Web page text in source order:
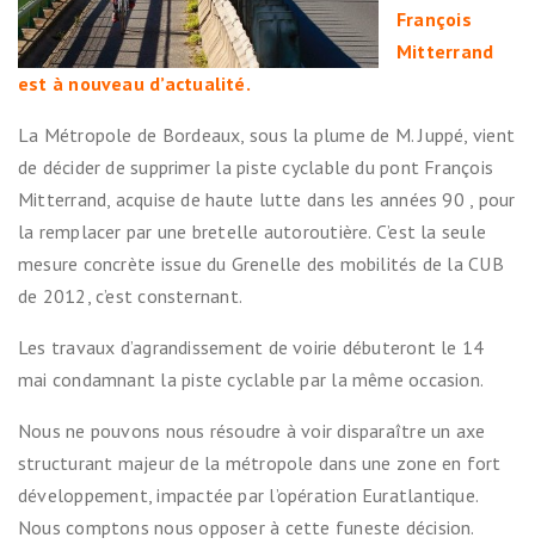
François
Mitterrand
est à nouveau d’actualité.
La Métropole de Bordeaux, sous la plume de M. Juppé, vient
de décider de supprimer la piste cyclable du pont François
Mitterrand, acquise de haute lutte dans les années 90 , pour
la remplacer par une bretelle autoroutière. C’est la seule
mesure concrète issue du Grenelle des mobilités de la CUB
de 2012, c’est consternant.
Les travaux d’agrandissement de voirie débuteront le 14
mai condamnant la piste cyclable par la même occasion.
Nous ne pouvons nous résoudre à voir disparaître un axe
structurant majeur de la métropole dans une zone en fort
développement, impactée par l’opération Euratlantique.
Nous comptons nous opposer à cette funeste décision.